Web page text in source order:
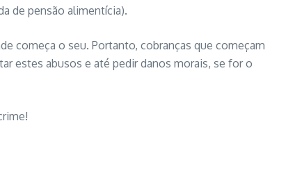
de pensão alimentícia).
começa o seu. Portanto, cobranças que começam
estes abusos e até pedir danos morais, se for o